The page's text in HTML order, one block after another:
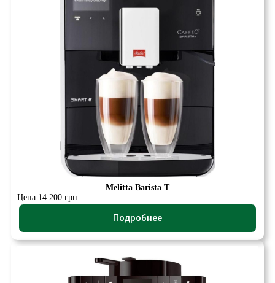
Melitta Barista T
Цена 14 200 грн.
Подробнее